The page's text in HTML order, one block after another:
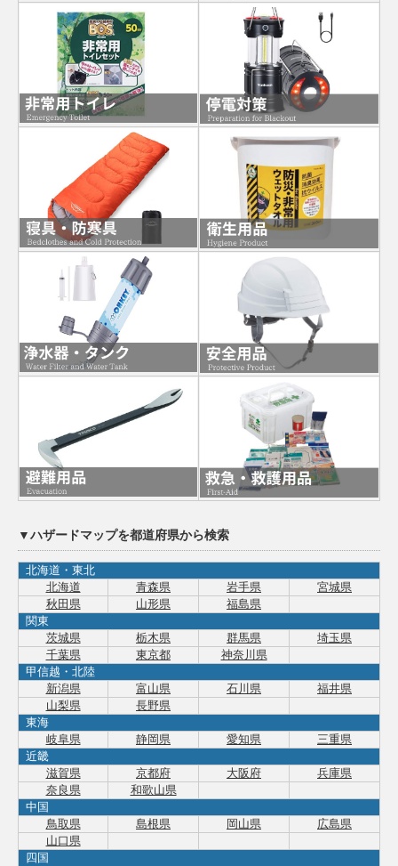
▼ハザードマップを都道府県から検索
北海道・東北
北海道
青森県 岩手県
宮城県
秋田県
山形県
福島県
関東
茨城県
栃木県 群馬県
埼玉県
千葉県
東京都
神奈川県
甲信越・北陸
新潟県
富山県 石川県
福井県
山梨県
長野県
東海
岐阜県
静岡県 愛知県
三重県
近畿
滋賀県
京都府 大阪府
兵庫県
奈良県
和歌山県
中国
鳥取県
島根県 岡山県
広島県
山口県
四国